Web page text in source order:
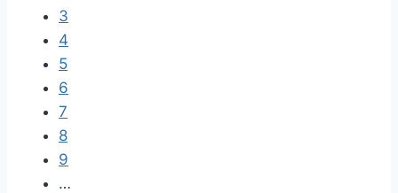
3
4
5
6
7
8
9
…